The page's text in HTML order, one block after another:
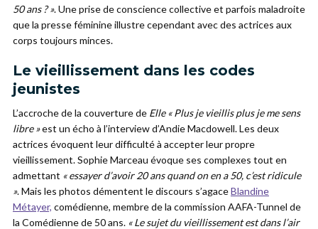
50 ans ? ». Une prise de conscience collective et parfois maladroite
que la presse féminine illustre cependant avec des actrices aux
corps toujours minces.
Le vieillissement dans les codes
jeunistes
L’accroche de la couverture de Elle « Plus je vieillis plus je me sens
libre »est un écho à l’interview d’Andie Macdowell. Les deux
actrices évoquent leur difficulté à accepter leur propre
vieillissement. Sophie Marceau évoque ses complexes tout en
admettant « essayer d’avoir 20 ans quand on en a 50, c’est ridicule
». Mais les photos démentent le discours s’agaceBlandine
Métayer, comédienne, membre de la commission AAFA-Tunnel de
la Comédienne de 50 ans. « Le sujet du vieillissement est dans l’air